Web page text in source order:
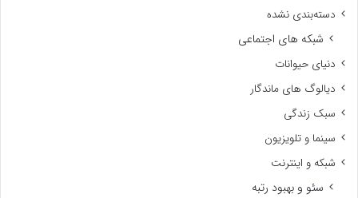
دسته‌بندی نشده
شبکه های اجتماعی
دنیای حیوانات
دیالوگ های ماندگار
سبک زندگی
سینما و تلویزیون
شبکه و اینترنت
سئو و بهبود رتبه